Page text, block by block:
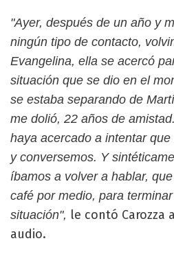
"Ayer, después de un año y
ningún tipo de contacto,
Evangelina, ella se acercó
situación que se dio en el
se estaba separando de
me dolió, 22 años de
haya acercado a intentar
y conversemos. Y
íbamos a volver a hablar,
café por medio, para
situación", le contó Carozza
audio.